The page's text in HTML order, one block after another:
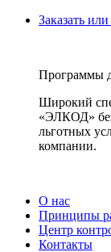
Заказать
Программы
Широкий
«ЭЛКОД»
льготных
компании.
О нас
Принципы
Центр
Контакты